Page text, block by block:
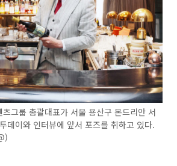
그룹 총괄대표가 서울 용산구 몬드리안 서
데이와 인터뷰에 앞서 포즈를 취하고 있다.